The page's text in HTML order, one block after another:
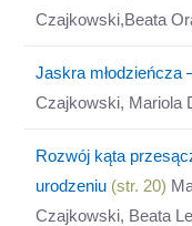
Czajkowski,Beata
Jaskra młodzieńcza
Czajkowski, Mariola
Rozwój kąta
urodzeniu (str. 20)
Czajkowski, Beata